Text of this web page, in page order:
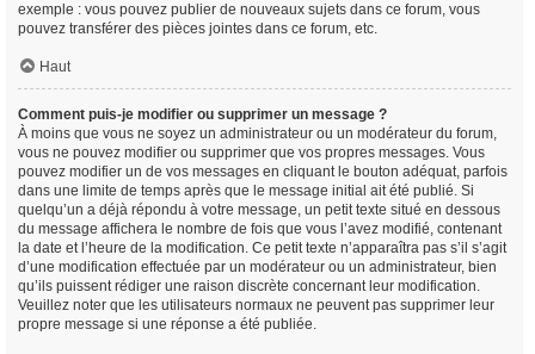
exemple : vous pouvez publier de nouveaux sujets dans ce forum, vous
pouvez transférer des pièces jointes dans ce forum, etc.
Haut
Comment puis-je modifier ou supprimer un message ?
À moins que vous ne soyez un administrateur ou un modérateur du forum,
vous ne pouvez modifier ou supprimer que vos propres messages. Vous
pouvez modifier un de vos messages en cliquant le bouton adéquat, parfois
dans une limite de temps après que le message initial ait été publié. Si
quelqu’un a déjà répondu à votre message, un petit texte situé en dessous
du message affichera le nombre de fois que vous l’avez modifié, contenant
la date et l’heure de la modification. Ce petit texte n’apparaîtra pas s’il s’agit
d’une modification effectuée par un modérateur ou un administrateur, bien
qu’ils puissent rédiger une raison discrète concernant leur modification.
Veuillez noter que les utilisateurs normaux ne peuvent pas supprimer leur
propre message si une réponse a été publiée.